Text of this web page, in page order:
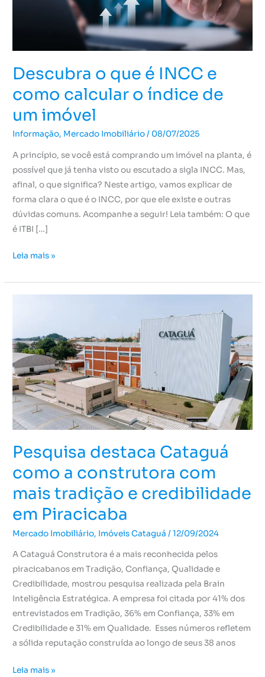
Descubra o que é INCC e
como calcular o índice de
um imóvel
Informação, Mercado Imobiliário/ 08/07/2025
A princípio, se você está comprando um imóvel na planta, é
possível que já tenha visto ou escutado a sigla INCC. Mas,
afinal, o que significa? Neste artigo, vamos explicar de
forma clara o que é o INCC, por que ele existe e outras
dúvidas comuns. Acompanhe a seguir! Leia também: O que
é ITBI […]
imóvel
Leia mais »
Pesquisa destaca Cataguá
como a construtora com
mais tradição e credibilidade
em Piracicaba
Mercado Imobiliário, Imóveis Cataguá /12/09/2024
A Cataguá Construtora é a mais reconhecida pelos
piracicabanos em Tradição, Confiança, Qualidade e
Credibilidade, mostrou pesquisa realizada pela Brain
Inteligência Estratégica. A empresa foi citada por 41% dos
entrevistados em Tradição, 36% em Confiança, 33% em
Credibilidade e 31% em Qualidade. Esses números refletem
a sólida reputação construída ao longo de seus 38 anos
como
a
construtora
com
mais
tradição
credibilidade
Piracicaba
Leia mais »